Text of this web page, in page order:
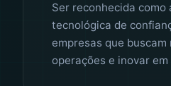
Ser reconhecida como
tecnológica de
empresas que buscam
operações e inovar